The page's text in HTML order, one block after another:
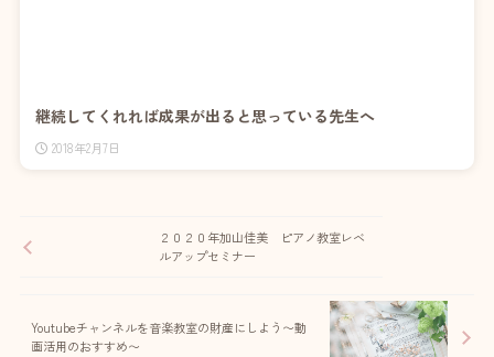
継続してくれれば成果が出ると思っている先生へ
2018年2月7日
２０２０年加山佳美 ピアノ教室レベ
ルアップセミナー
Youtubeチャンネルを音楽教室の財産にしよう〜動
画活用のおすすめ〜